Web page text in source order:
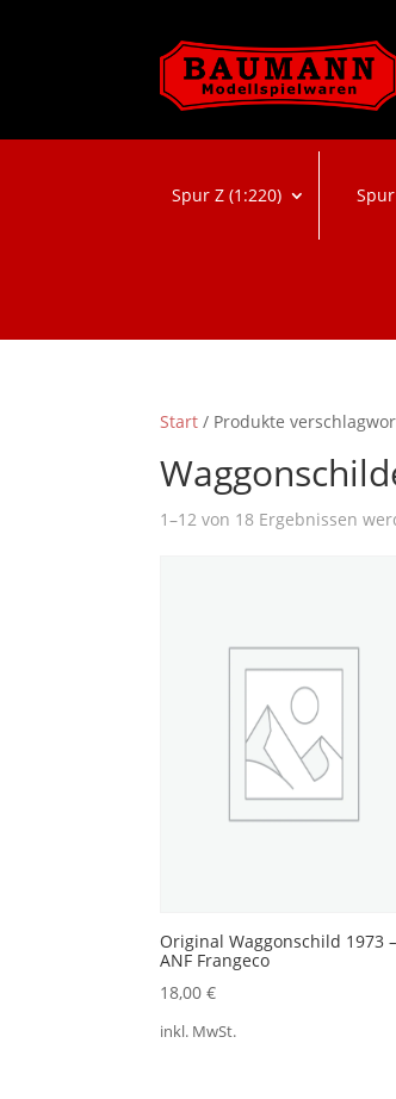
Spur Z (1:220)
Start / Produkte
1–12 von 18 Ergebnissen
Original Waggonschild 1973 –
ANF Frangeco
18,00€
inkl. MwSt.